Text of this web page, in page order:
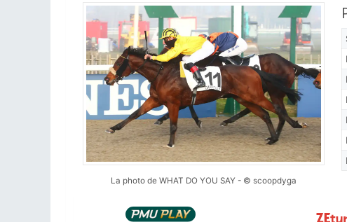
La photo de WHAT DO YOU SAY - © scoopdyga